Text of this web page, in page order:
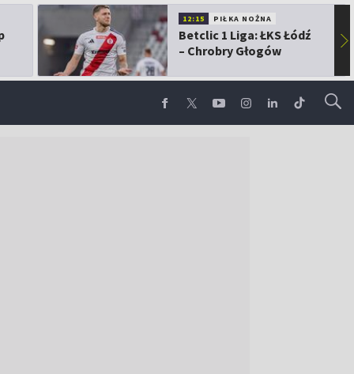
12:15 PIŁKA NOŻNA
Betclic 1 Liga: ŁKS Łódź
– Chrobry Głogów
▶